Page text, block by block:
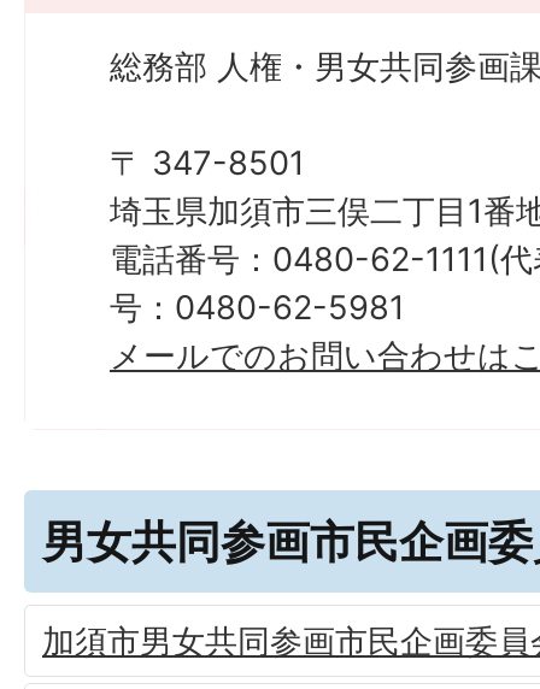
総務部 人権・男女共同参画
〒 347-8501
埼玉県加須市三俣二丁目1番
電話番号：0480-62-1111(
号：0480-62-5981
メールでのお問い合わせは
男女共同参画市民企画
加須市男女共同参画市民企画委員